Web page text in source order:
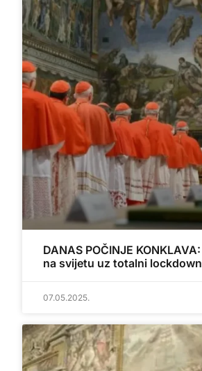
DANAS POČINJE
na svijetu uz totalni lockdown
07.05.2025.